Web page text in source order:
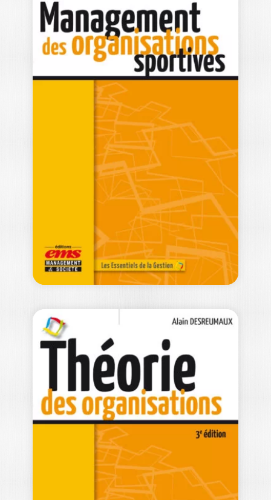
GESTION DE
TRÉSORERIE – 2E
ÉDITION
EVELYNE POINCELOT|
PHILIPPE DESBRIERES
La gestion de trésorerie compte parmi
les fonctions financières qui ont subi le…
24,50
MANAGEMENT DES
ORGANISATIONS
SPORTIVES